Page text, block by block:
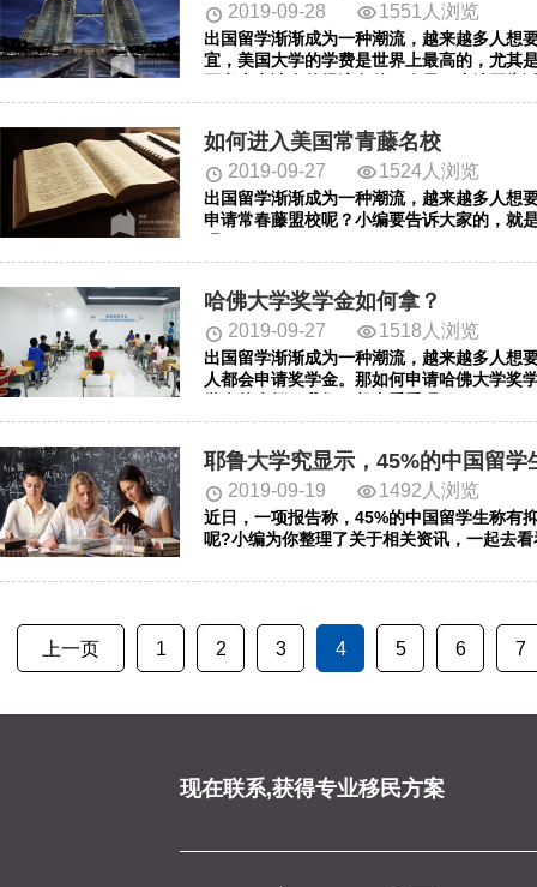
2019-09-28 1551人浏览
出国留学渐渐成为一种潮流，越来越多人想
宜，美国大学的学费是世界上最高的，尤其
一起去看看吧。
如何进入美国常青藤名校
2019-09-27 1524人浏览
出国留学渐渐成为一种潮流，越来越多人想
申请常春藤盟校呢？小编要告诉大家的，就
哈佛大学奖学金如何拿？
2019-09-27 1518人浏览
出国留学渐渐成为一种潮流，越来越多人想
人都会申请奖学金。那如何申请哈佛大学奖
耶鲁大学究显示，45%的中国留学
2019-09-19 1492人浏览
近日，一项报告称，45%的中国留学生称有
呢?小编为你整理了关于相关资讯，一起去
上一页 1 2 3 4 5 6 7
现在联系,获得专业移民方案